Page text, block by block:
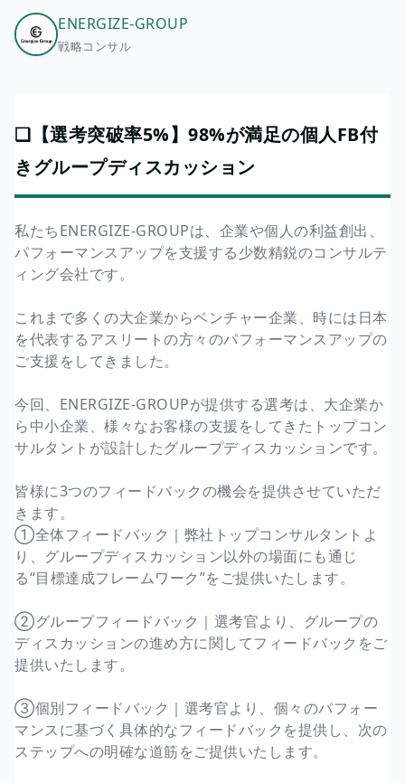
ENERGIZE-GROUP
戦略コンサル
❏【選考突破率5%】98%が満足の個人FB付
きグループディスカッション
私たちENERGIZE-GROUPは、企業や個人の利益創出、
パフォーマンスアップを支援する少数精鋭のコンサルテ
ィング会社です。
これまで多くの大企業からベンチャー企業、時には日本
を代表するアスリートの方々のパフォーマンスアップの
ご支援をしてきました。
今回、ENERGIZE-GROUPが提供する選考は、大企業か
ら中小企業、様々なお客様の支援をしてきたトップコン
サルタントが設計したグループディスカッションです。
皆様に3つのフィードバックの機会を提供させていただ
きます。
①全体フィードバック｜弊社トップコンサルタントよ
り、グループディスカッション以外の場面にも通じ
る“目標達成フレームワーク”をご提供いたします。
②グループフィードバック｜選考官より、グループの
ディスカッションの進め方に関してフィードバックをご
提供いたします。
③個別フィードバック｜選考官より、個々のパフォー
マンスに基づく具体的なフィードバックを提供し、次の
ステップへの明確な道筋をご提供いたします。